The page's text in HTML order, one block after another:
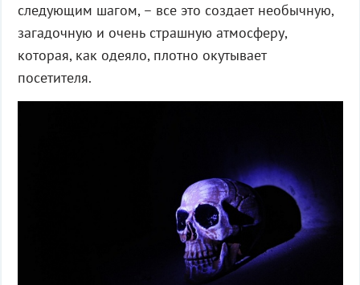
следующим шагом, – все это создает необычную,
загадочную и очень страшную атмосферу,
которая, как одеяло, плотно окутывает
посетителя.